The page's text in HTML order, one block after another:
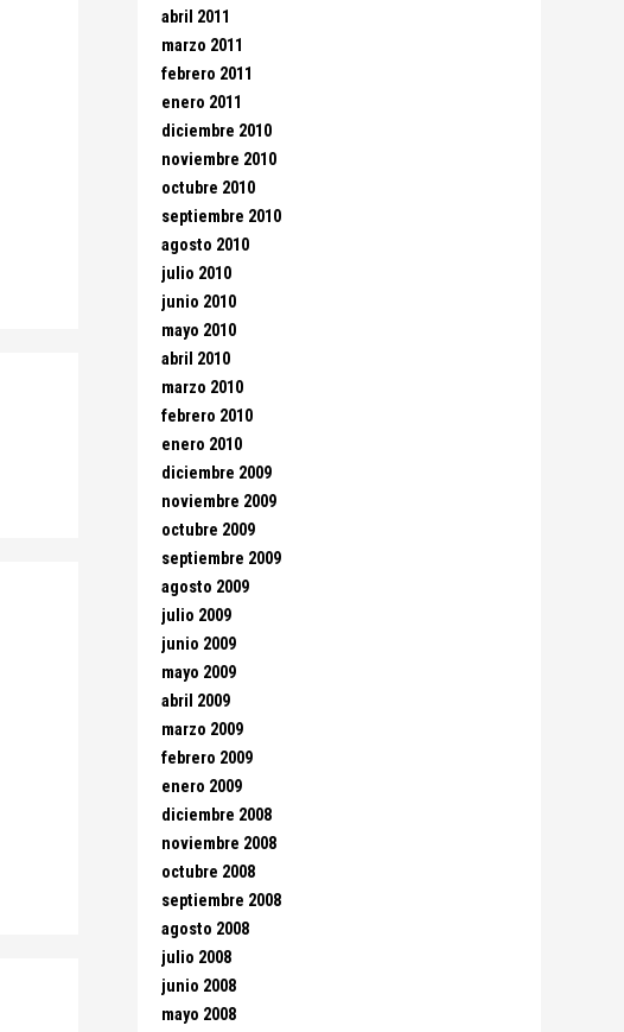
abril 2011
marzo 2011
febrero 2011
enero 2011
diciembre 2010
noviembre 2010
octubre 2010
septiembre 2010
agosto 2010
julio 2010
junio 2010
mayo 2010
abril 2010
marzo 2010
febrero 2010
enero 2010
diciembre 2009
noviembre 2009
octubre 2009
septiembre 2009
agosto 2009
julio 2009
junio 2009
mayo 2009
abril 2009
marzo 2009
febrero 2009
enero 2009
diciembre 2008
noviembre 2008
octubre 2008
septiembre 2008
agosto 2008
julio 2008
junio 2008
mayo 2008